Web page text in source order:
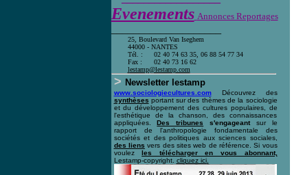
Evenements Annonces Reportages
25, Boulevard Van Iseghem
44000 - NANTES
Tél. :
Fax :
02 40 74 63 35, 06 88 54 77 34
02 40 73 16 62
lestamp@lestamp.com
> Newsletter lestamp
www.sociologiecultures.com
Découvrez des
synthèses portant sur des thèmes de la sociologie
et du développement des cultures populaires, de
l'esthétique de la chanson, des connaissances
appliquées.Des tribunes s'engageant sur le
rapport de l'anthropologie fondamentale des
sociétés et des politiques aux sciences sociales,
des liens vers des sites web de référence. Si vous
voulezles télécharger en vous abonnant,
Lestamp-copyright. cliquez ici.